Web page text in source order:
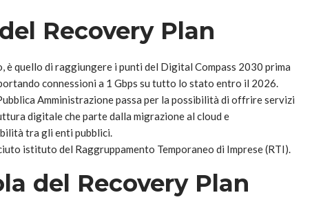
Recovery Plan
è quello di raggiungere i punti del Digital Compass 2030 prima
connessioni a 1 Gbps su tutto lo stato entro il 2026.
Amministrazione passa per la possibilità di offrire servizi
digitale che parte dalla migrazione al cloud e
tra gli enti pubblici.
istituto del Raggruppamento Temporaneo di Imprese (RTI).
del Recovery Plan